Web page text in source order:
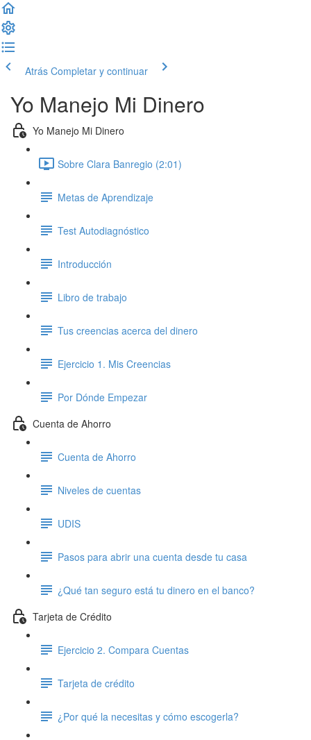
Atrás Completar y continuar
Yo Manejo Mi Dinero
Yo Manejo Mi Dinero
Sobre Clara Banregio (2:01)
Metas de Aprendizaje
Test Autodiagnóstico
Introducción
Libro de trabajo
Tus creencias acerca del dinero
Ejercicio 1. Mis Creencias
Por Dónde Empezar
Cuenta de Ahorro
Cuenta de Ahorro
Niveles de cuentas
UDIS
Pasos para abrir una cuenta desde tu casa
¿Qué tan seguro está tu dinero en el banco?
Tarjeta de Crédito
Ejercicio 2. Compara Cuentas
Tarjeta de crédito
¿Por qué la necesitas y cómo escogerla?